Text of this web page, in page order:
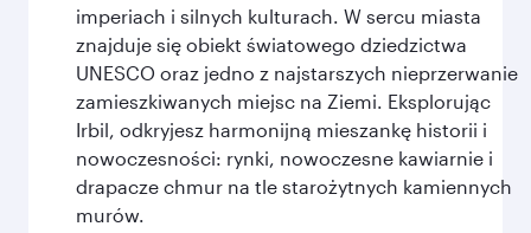
imperiach i silnych kulturach. W sercu miasta
znajduje się obiekt światowego dziedzictwa
UNESCO oraz jedno z najstarszych nieprzerwanie
zamieszkiwanych miejsc na Ziemi. Eksplorując
Irbil, odkryjesz harmonijną mieszankę historii i
nowoczesności: rynki, nowoczesne kawiarnie i
drapacze chmur na tle starożytnych kamiennych
murów.